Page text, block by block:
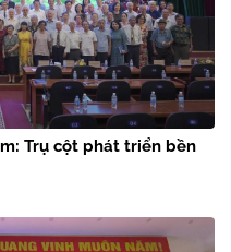
Trụ cột phát triển bền